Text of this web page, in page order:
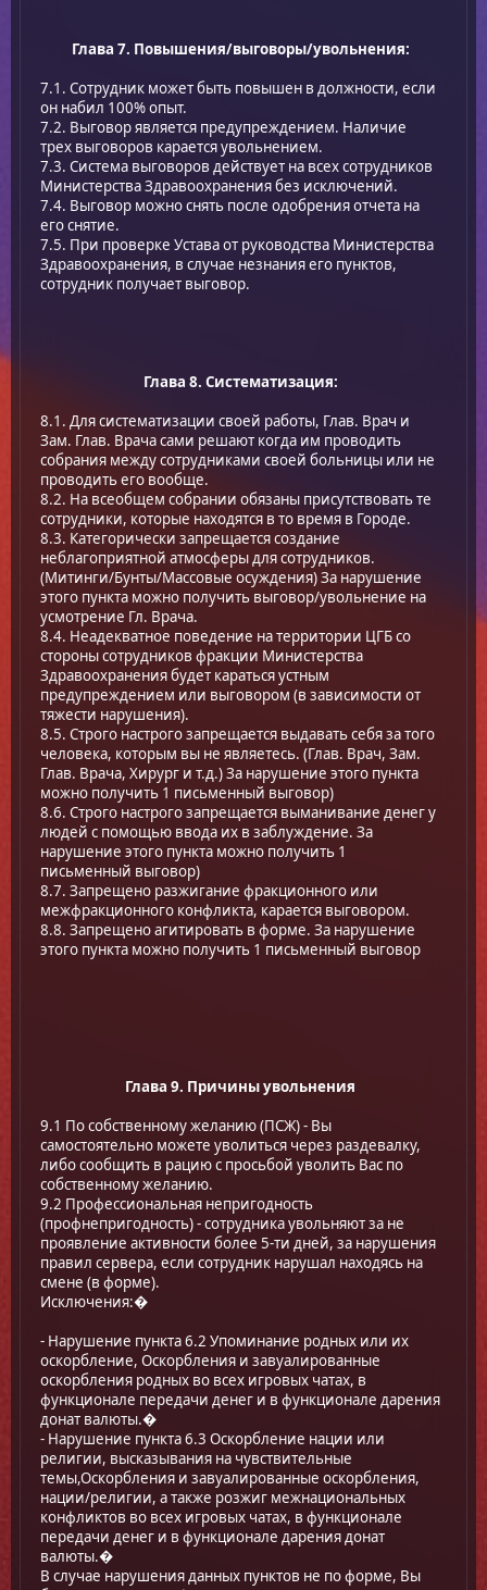
Глава 7. Повышения/выговоры/увольнения:
7.1. Сотрудник может быть повышен в должности, если
он набил 100% опыт.
7.2. Выговор является предупреждением. Наличие
трех выговоров карается увольнением.
7.3. Система выговоров действует на всех сотрудников
Министерства Здравоохранения без исключений.
7.4. Выговор можно снять после одобрения отчета на
его снятие.
7.5. При проверке Устава от руководства Министерства
Здравоохранения, в случае незнания его пунктов,
сотрудник получает выговор.
Глава 8. Систематизация:
8.1. Для систематизации своей работы, Глав. Врач и
Зам. Глав. Врача сами решают когда им проводить
собрания между сотрудниками своей больницы или не
проводить его вообще.
8.2. На всеобщем собрании обязаны присутствовать те
сотрудники, которые находятся в то время в Городе.
8.3. Категорически запрещается создание
неблагоприятной атмосферы для сотрудников.
(Митинги/Бунты/Массовые осуждения) За нарушение
этого пункта можно получить выговор/увольнение на
усмотрение Гл. Врача.
8.4. Неадекватное поведение на территории ЦГБ со
стороны сотрудников фракции Министерства
Здравоохранения будет караться устным
предупреждением или выговором (в зависимости от
тяжести нарушения).
8.5. Строго настрого запрещается выдавать себя за того
человека, которым вы не являетесь. (Глав. Врач, Зам.
Глав. Врача, Хирург и т.д.) За нарушение этого пункта
можно получить 1 письменный выговор)
8.6. Строго настрого запрещается выманивание денег у
людей с помощью ввода их в заблуждение. За
нарушение этого пункта можно получить 1
письменный выговор)
8.7. Запрещено разжигание фракционного или
межфракционного конфликта, карается выговором.
8.8. Запрещено агитировать в формe. За нарушение
этого пункта можно получить 1 письменный выговор
Глава 9. Причины увольнения
9.1 По собственному желанию (ПСЖ) - Вы
самостоятельно можете уволиться через раздевалку,
либо сообщить в рацию с просьбой уволить Вас по
собственному желанию.
9.2 Профессиональная непригодность
(профнепригодность) - сотрудника увольняют за не
проявление активности более 5-ти дней, за нарушения
правил сервера, если сотрудник нарушал находясь на
смене (в форме).
Исключения:�
- Нарушение пункта 6.2 Упоминание родных или их
оскорбление, Оскорбления и завуалированные
оскорбления родных во всех игровых чатах, в
функционале передачи денег и в функционале дарения
донат валюты.�
- Нарушение пункта 6.3 Оскорбление нации или
религии, высказывания на чувствительные
темы,Оскорбления и завуалированные оскорбления,
нации/религии, а также розжиг межнациональных
конфликтов во всех игровых чатах, в функционале
передачи денег и в функционале дарения донат
валюты.�
В случае нарушения данных пунктов не по форме, Вы